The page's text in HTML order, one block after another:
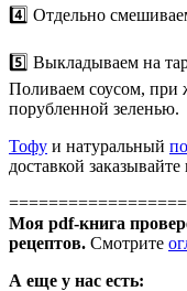
4️⃣ Отдельно
5️⃣ Выкладываем на
Поливаем соусом, при
порубленной зеленью.
Тофу и натуральный
доставкой заказывайте
Моя pdf-книга
рецептов. Смотрите
А еще у нас есть: